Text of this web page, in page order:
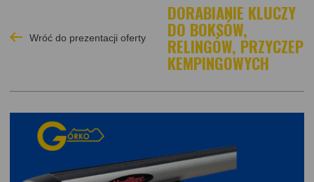
Wróć do prezentacji oferty
DORABIANIE KLUCZY
DO BOKSÓW,
RELINGÓW, PRZYCZEP
KEMPINGOWYCH